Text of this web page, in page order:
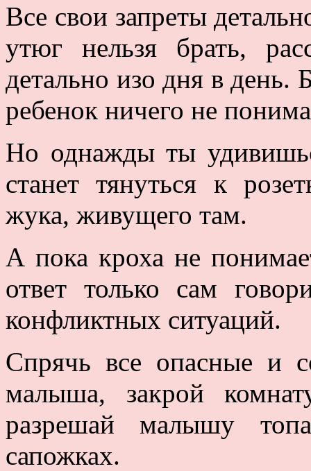
Все свои запреты
утюг нельзя брать,
детально изо дня в день.
ребенок ничего не
Но однажды ты
станет тянуться к
жука, живущего там.
А пока кроха не
ответ только сам
конфликтных ситуаций.
Спрячь все опасные и
малыша, закрой
разрешай малышу
сапожках.